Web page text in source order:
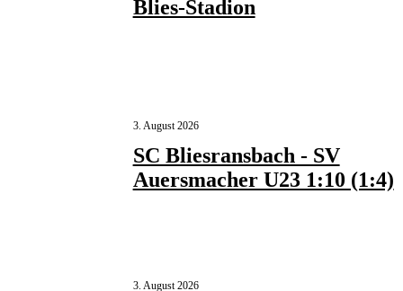
Blies-Stadion
3. August 2026
SC Bliesransbach - SV
Auersmacher U23 1:10 (1:4)
3. August 2026